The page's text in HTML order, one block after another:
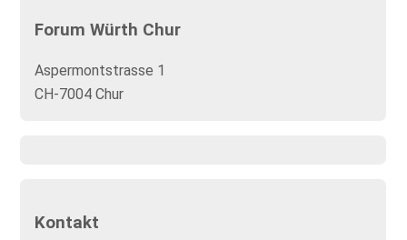
Forum Würth Chur
Aspermontstrasse 1
CH-7004 Chur
Kontakt